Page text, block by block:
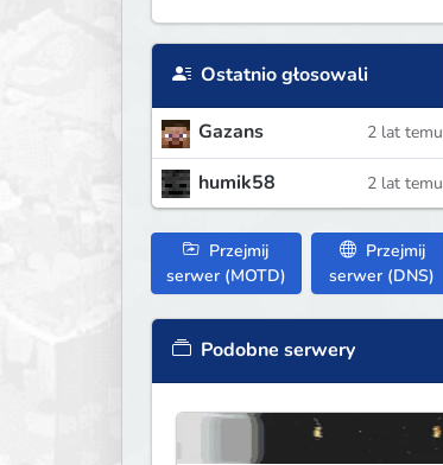
Ostatnio głosowali
Gazans 2 lat temu
humik58 2 lat temu
Przejmij
serwer (MOTD)
Przejmij
serwer (DNS)
Podobne serwery